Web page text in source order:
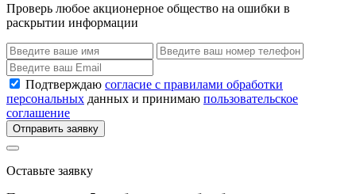
Проверь любое акционерное общество на ошибки в
раскрытии информации
Подтверждаю согласие с правилами обработки
персональных данных и принимаю пользовательское
соглашение
Отправить заявку
Оставьте заявку